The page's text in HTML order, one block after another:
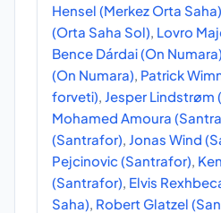
Hensel (Merkez Orta Saha)
(Orta Saha Sol) Lovro
Bence Dárdai (On Numara)
(On Numara) Patrick
forveti) Jesper
Mohamed Amoura
(Santrafor) Jonas Wind
Pejcinovic (Santrafor)
(Santrafor) Elvis
Saha) Robert Glatzel